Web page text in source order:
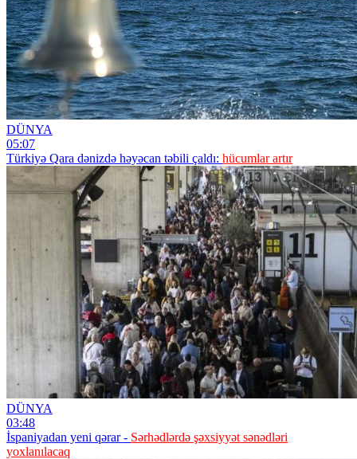
DÜNYA
05:07
Türkiyə Qara dənizdə həyəcan təbili çaldı: hücumlar artır
DÜNYA
03:48
İspaniyadan yeni qərar - Sərhədlərdə şəxsiyyət sənədləri
yoxlanılacaq